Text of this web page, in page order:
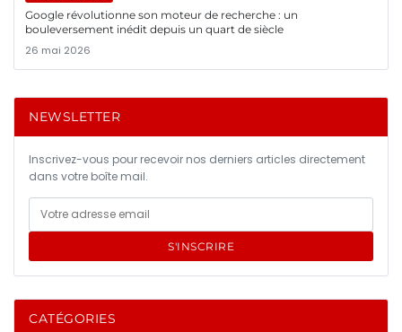
Google révolutionne son moteur de recherche : un
bouleversement inédit depuis un quart de siècle
26 mai 2026
NEWSLETTER
Inscrivez-vous pour recevoir nos derniers articles directement
dans votre boîte mail.
S'INSCRIRE
CATÉGORIES